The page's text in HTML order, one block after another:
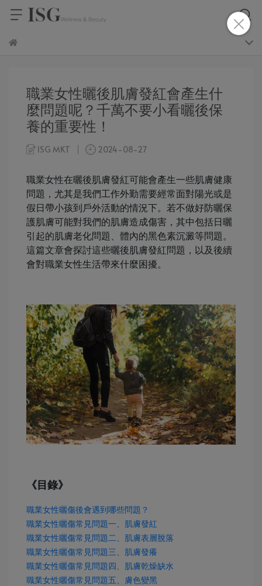
職業女性曬後肌膚發紅會產生什
麼問題呢？千萬不要小看曬後保
養的重要性！
ISG MKT 2024-08-27
職業女性在曬後肌膚發紅可能會產生一些肌膚健康
問題，尤其是我們工作外勤需要經常面對陽光或是
假日帶小孩到戶外活動的情況下。若不做好防曬保
護肌膚可能對我們的肌膚造成傷害，其中包括日曬
引起的肌膚老化問題、體內的黑色素沉澱等問題。
這篇文章會探討這些曬後肌膚發紅問題，以及後續
會對職業女性生活帶來什麼困擾。
《目錄》
職業女性曬傷後會遇到哪些問題？
職業女性曬傷常見問題一、肌膚發紅
職業女性曬傷常見問題二、肌膚表層脫落
職業女性曬傷常見問題三、肌膚發癢
職業女性曬傷常見問題四、肌膚乾燥缺水
職業女性曬傷常見問題五、膚色變黑